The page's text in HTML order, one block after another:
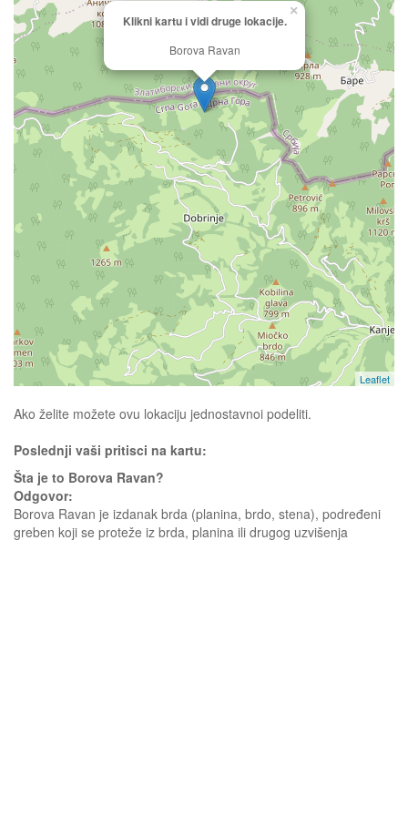
Klikni kartu i vidi druge lokacije.
Borova Ravan
×
Leaflet
Ako želite možete ovu lokaciju jednostavnoi podeliti.
Poslednji vaši pritisci na kartu:
Šta je to Borova Ravan?
Odgovor:
Borova Ravan je izdanak brda (planina, brdo, stena), podređeni
greben koji se proteže iz brda, planina ili drugog uzvišenja